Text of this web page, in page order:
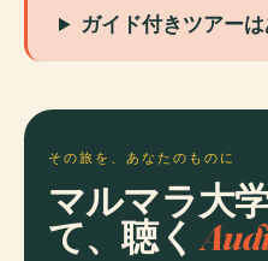
ガイド付きツアー
その旅を、あなたのものに
マルマラ大
て、聴く